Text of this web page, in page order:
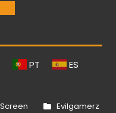
PT ES
Evilgamerz